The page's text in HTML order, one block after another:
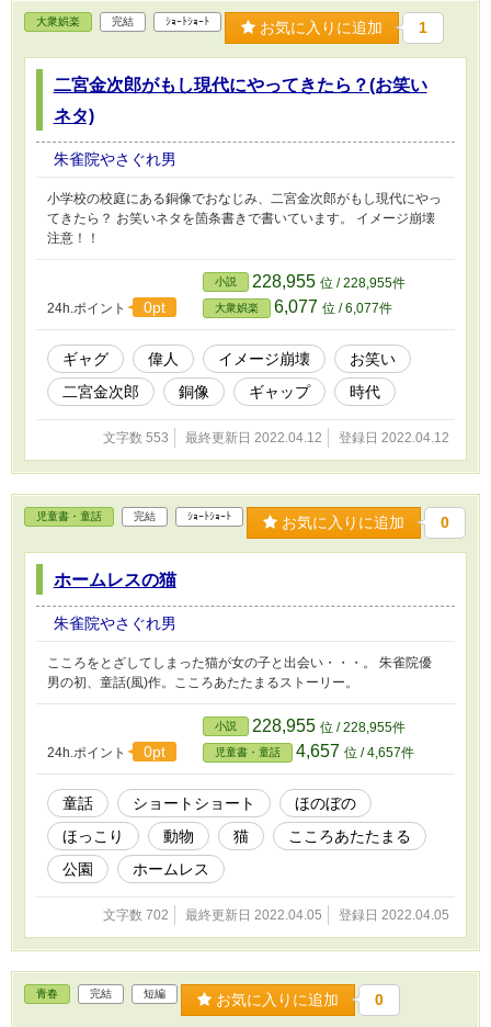
大衆娯楽 完結 ｼｮｰﾄｼｮｰﾄ お気に入りに追加 1
二宮金次郎がもし現代にやってきたら？(お笑い
ネタ)
朱雀院やさぐれ男
小学校の校庭にある銅像でおなじみ、二宮金次郎がもし現代にやっ
てきたら？ お笑いネタを箇条書きで書いています。 イメージ崩壊
注意！！
24h.ポイント 0pt
小説 228,955 位 / 228,955件
大衆娯楽 6,077 位 / 6,077件
ギャグ 偉人 イメージ崩壊
お笑い
二宮金次郎
銅像 ギャップ 時代
文字数 553 最終更新日 2022.04.12 登録日 2022.04.12
児童書・童話 完結 ｼｮｰﾄｼｮｰﾄ お気に入りに追加 0
ホームレスの猫
朱雀院やさぐれ男
こころをとざしてしまった猫が女の子と出会い・・・。 朱雀院優
男の初、童話(風)作。こころあたたまるストーリー。
24h.ポイント 0pt
小説 228,955 位 / 228,955件
児童書・童話 4,657 位 / 4,657件
童話 ショートショート
ほのぼの
ほっこり
動物 猫
こころあたたまる
公園
ホームレス
文字数 702 最終更新日 2022.04.05 登録日 2022.04.05
青春 完結 短編 お気に入りに追加 0